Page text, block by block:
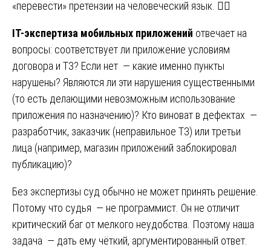
«перевести» претензии на человеческий язык. 🧑‍⚖️
IT-экспертиза мобильных приложений отвечает на
вопросы: соответствует ли приложение условиям
договора и ТЗ? Если нет — какие именно пункты
нарушены? Являются ли эти нарушения существенными
(то есть делающими невозможным использование
приложения по назначению)? Кто виноват в дефектах —
разработчик, заказчик (неправильное ТЗ) или третьи
лица (например, магазин приложений заблокировал
публикацию)?
Без экспертизы суд обычно не может принять решение.
Потому что судья — не программист. Он не отличит
критический баг от мелкого неудобства. Поэтому наша
задача — дать ему чёткий, аргументированный ответ.